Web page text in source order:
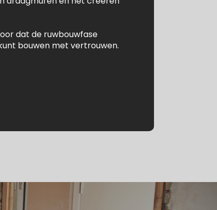
dat de ruwbouwfase
bouwen met vertrouwen.